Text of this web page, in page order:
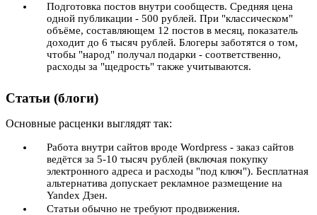
Подготовка постов внутри сообществ. Средняя цена
одной публикации - 500 рублей. При "классическом"
объёме, составляющем 12 постов в месяц, показатель
доходит до 6 тысяч рублей. Блогеры заботятся о том,
чтобы "народ" получал подарки - соответственно,
расходы за "щедрость" также учитываются.
Статьи (блоги)
Основные расценки выглядят так:
Работа внутри сайтов вроде Wordpress - заказ сайтов
ведётся за 5-10 тысяч рублей (включая покупку
электронного адреса и расходы "под ключ"). Бесплатная
альтернатива допускает рекламное размещение на
Yandex Дзен.
Статьи обычно не требуют продвижения.